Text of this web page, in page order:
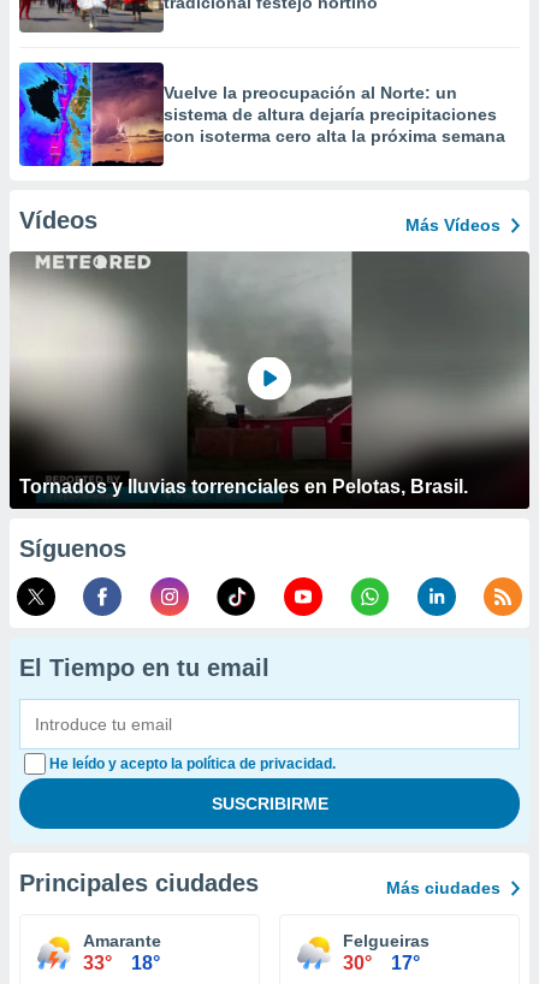
Vuelve la preocupación al Norte: un
sistema de altura dejaría precipitaciones
con isoterma cero alta la próxima semana
Vídeos Más Vídeos
Tornados y lluvias torrenciales en Pelotas, Brasil.
Síguenos
El Tiempo en tu email
He leído y acepto la política de privacidad.
Principales ciudades Más ciudades
Amarante
33° 18°
Felgueiras
30° 17°